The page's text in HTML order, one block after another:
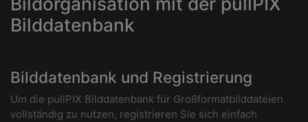
Bilddatenbank
Bilddatenbank und Registrierung
Um die pullPIX Bilddatenbank für Großformatbilddateien
vollständig zu nutzen, registrieren Sie sich einfach